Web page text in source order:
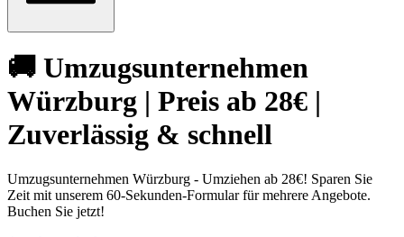
🚚 Umzugsunternehmen
Würzburg | Preis ab 28€ |
Zuverlässig & schnell
Umzugsunternehmen Würzburg - Umziehen ab 28€! Sparen Sie
Zeit mit unserem 60-Sekunden-Formular für mehrere Angebote.
Buchen Sie jetzt!